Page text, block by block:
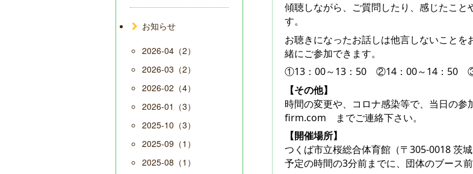
傾聴しながら、ご質問したり、感じたこ
す。
お聴きになったお話しは他言しないこと
緒にご参加できます。
①13：00～13：50 ②14：00～14：50
【その他】
時間の変更や、コロナ感染等で、当日の
firm.com までご連絡下さい。
【開催場所】
つくば市立桜総合体育館（〒305-0018 茨城
予定の時間の3分前までに、団体のブース前
お知らせ
2026-04（2）
2026-03（2）
2026-02（4）
2026-01（3）
2025-10（3）
2025-09（1）
2025-08（1）